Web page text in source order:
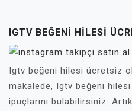
IGTV BEĞENI HILESI
Igtv beğeni hilesi ücretsiz
makalede, Igtv beğeni
ipuçlarını bulabilirsiniz.